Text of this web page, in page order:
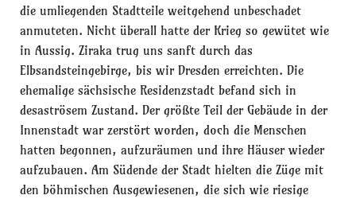
die umliegenden Stadtteile weitgehend unbeschadet
anmuteten. Nicht überall hatte der Krieg so gewütet wie
in Aussig. Ziraka trug uns sanft durch das
Elbsandsteingebirge, bis wir Dresden erreichten. Die
ehemalige sächsische Residenzstadt befand sich in
desaströsem Zustand. Der größte Teil der Gebäude in der
Innenstadt war zerstört worden, doch die Menschen
hatten begonnen, aufzuräumen und ihre Häuser wieder
aufzubauen. Am Südende der Stadt hielten die Züge mit
den böhmischen Ausgewiesenen, die sich wie riesige